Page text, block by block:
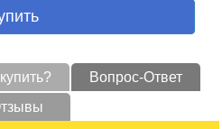
Вопрос-Ответ